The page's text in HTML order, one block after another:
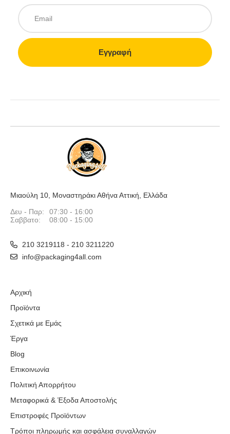
E
m
l
Εγγραφή
Μιαούλη 10, Μοναστηράκι Αθήνα Αττική, Ελλάδα
Δευ - Παρ:
Σαββατο:
07:30 - 16:00
08:00 - 15:00
210 3219118 - 210 3211220
info@packaging4all.com
Αρχική
Προϊόντα
Σχετικά με Εμάς
Έργα
Blog
Επικοινωνία
Πολιτική Απορρήτου
Μεταφορικά & Έξοδα Αποστολής
Επιστροφές Προϊόντων
Τρόποι πληρωμής και ασφάλεια συναλλαγών